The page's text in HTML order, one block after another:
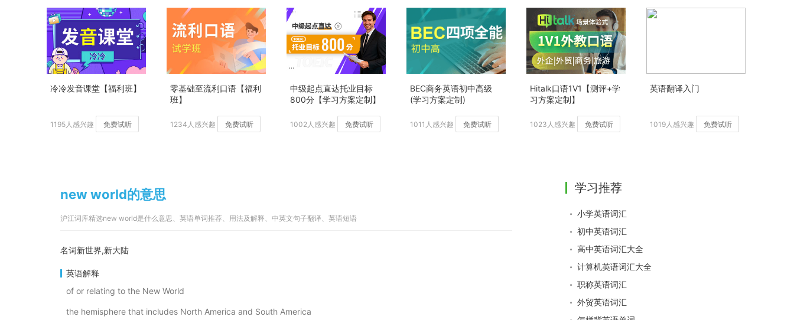
冷冷发音课堂【福利班】
1195人感兴趣 免费试听
零基础至流利口语【福利
班】
1234人感兴趣 免费试听
中级起点直达托业目标
800分【学习方案定制】
1002人感兴趣 免费试听
BEC商务英语初中高级
(学习方案定制)
1011人感兴趣 免费试听
Hitalk口语1V1【测评+学
习方案定制】
1023人感兴趣 免费试听
英语翻译入门
1019人感兴趣 免费试听
new world的意思
沪江词库精选new world是什么意思、英语单词推荐、用法及解释、中英文句子翻译、英语短语
名词新世界,新大陆
英语解释
of or relating to the New World
the hemisphere that includes North America and South America
学习推荐
小学英语词汇
初中英语词汇
高中英语词汇大全
计算机英语词汇大全
职称英语词汇
外贸英语词汇